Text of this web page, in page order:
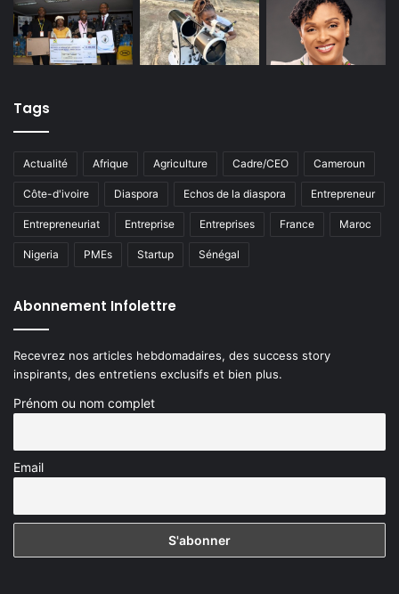
Tags
Actualité Afrique Agriculture Cadre/CEO Cameroun
Côte-d'ivoire Diaspora Echos de la diaspora Entrepreneur
Entrepreneuriat Entreprise Entreprises France Maroc
Nigeria PMEs Startup Sénégal
Abonnement Infolettre
Recevrez nos articles hebdomadaires, des success story
inspirants, des entretiens exclusifs et bien plus.
Prénom ou nom complet
Email